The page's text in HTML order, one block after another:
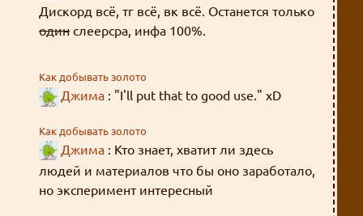
А слеерсра рано или поздно закончится, к
сожалению.
Дискорд всё, тг всё, вк всё. Останется только
одинслеерсра, инфа 100%.
Как добывать золото
Джима : "I'll put that to good use." xD
Как добывать золото
Джима : Кто знает, хватит ли здесь
людей и материалов что бы оно заработало,
но эксперимент интересный